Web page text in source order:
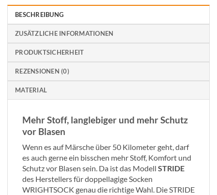
BESCHREIBUNG
ZUSÄTZLICHE INFORMATIONEN
PRODUKTSICHERHEIT
REZENSIONEN (0)
MATERIAL
Mehr Stoff, langlebiger und mehr Schutz
vor Blasen
Wenn es auf Märsche über 50 Kilometer geht, darf
es auch gerne ein bisschen mehr Stoff, Komfort und
Schutz vor Blasen sein. Da ist das Modell STRIDE
des Herstellers für doppellagige Socken
WRIGHTSOCK genau die richtige Wahl. Die STRIDE